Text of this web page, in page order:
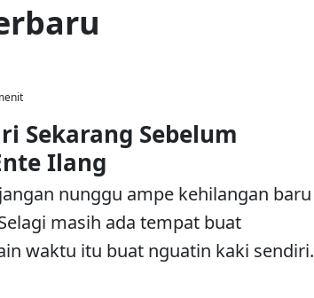
Sekarang Sebelum
Ilang
nunggu ampe kehilangan baru
masih ada tempat buat
waktu itu buat nguatin kaki sendiri.